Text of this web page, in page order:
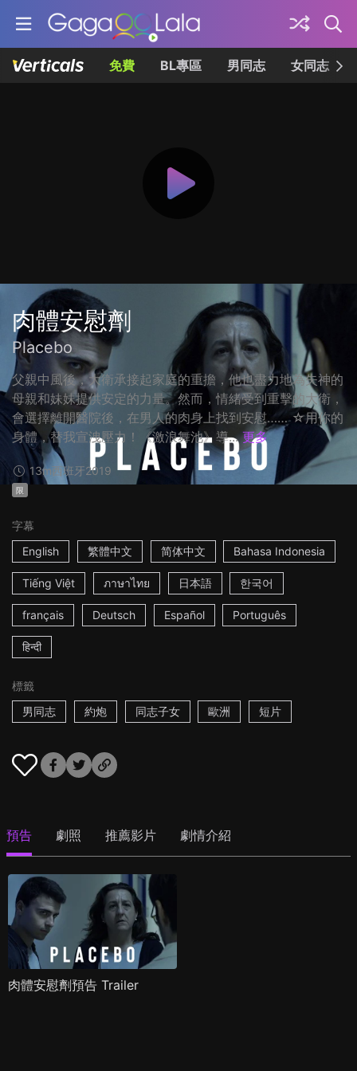
免費 BL專區 男同志 女同志
肉體安慰劑
Placebo
父親中風後，大衛承接起家庭的重擔，他也盡力地為失神的
母親和妹妹提供安定的力量。然而，情緒受到重擊的大衛，
會選擇離開醫院後，在男人的肉身上找到安慰…… ☆用你的
身體，替我宣洩壓力！《激浪舞池》導... 更多
13m西班牙2019
限
字幕
English
繁體中文 简体中文 Bahasa Indonesia
Tiếng Việt ภาษาไทย 日本語 한국어
français Deutsch Español Português
हिन्दी
標籤
男同志
約炮 同志子女 歐洲 短片
預告 劇照 推薦影片 劇情介紹
肉體安慰劑預告 Trailer